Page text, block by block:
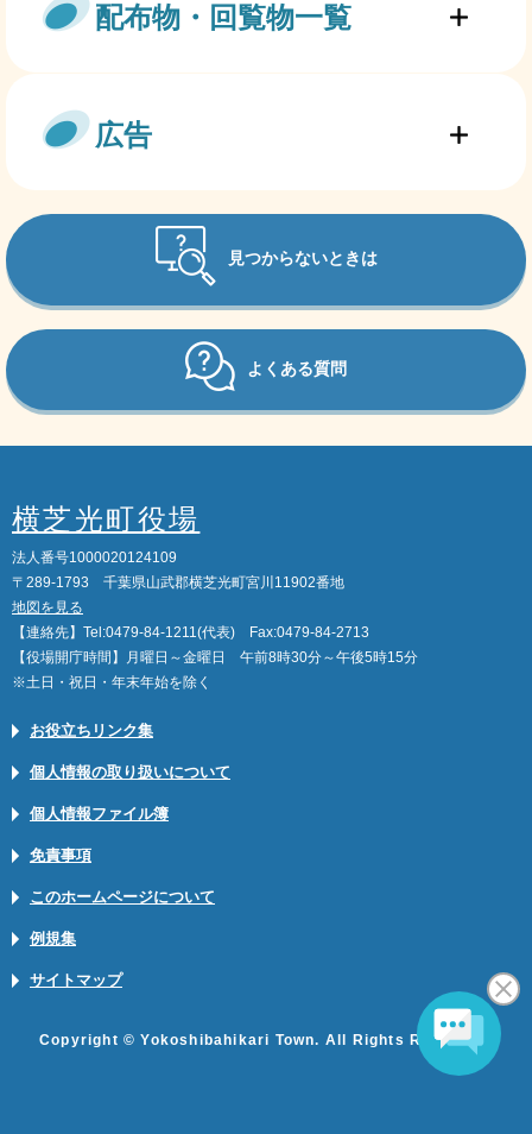
配布物・回覧物一覧
広告
見つからないときは
よくある質問
横芝光町役場
法人番号1000020124109
〒289-1793 千葉県山武郡横芝光町宮川11902番地
地図を見る
【連絡先】Tel:0479-84-1211(代表) Fax:0479-84-2713
【役場開庁時間】月曜日～金曜日 午前8時30分～午後5時15分
※土日・祝日・年末年始を除く
お役立ちリンク集
個人情報の取り扱いについて
個人情報ファイル簿
免責事項
このホームページについて
例規集
サイトマップ
Copyright © Yokoshibahikari Town. All Rights Reserved.